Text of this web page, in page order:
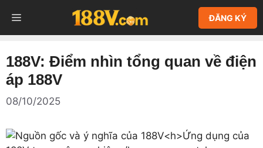
đến
nội
ĐĂNG KÝ
MENU
188V: Điểm nhìn tổng quan về điện
áp 188V
08/10/2025